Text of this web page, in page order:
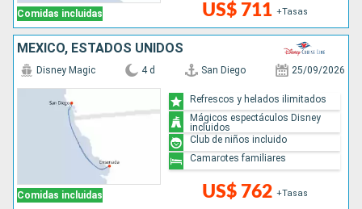
Comidas incluidas US$ 711 +Tasas
MÉXICO, ESTADOS UNIDOS
Comidas incluidas
Disney Magic 4 d San Diego 25/09/2026
US$ 762 +Tasas
Refrescos y helados ilimitados
Mágicos espectáculos Disney
incluidos
Club de niños incluido
Camarotes familiares